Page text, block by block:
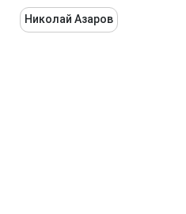
Николай Азаров